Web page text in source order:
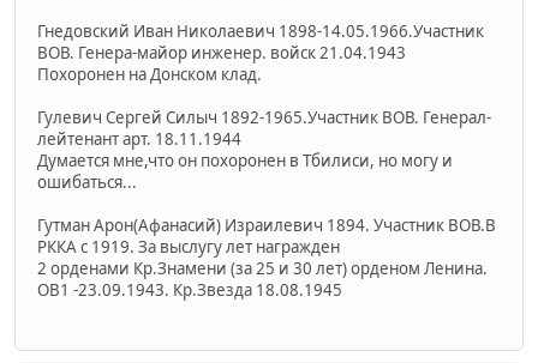
Гнедовский Иван Николаевич 1898-14.05.1966.Участник
ВОВ. Генера-майор инженер. войск 21.04.1943
Похоронен на Донском клад.
Гулевич Сергей Силыч 1892-1965.Участник ВОВ. Генерал-
лейтенант арт. 18.11.1944
Думается мне,что он похоронен в Тбилиси, но могу и
ошибаться...
Гутман Арон(Афанасий) Израилевич 1894. Участник ВОВ.В
РККА с 1919. За выслугу лет награжден
2 орденами Кр.Знамени (за 25 и 30 лет) орденом Ленина.
ОВ1 -23.09.1943. Кр.Звезда 18.08.1945